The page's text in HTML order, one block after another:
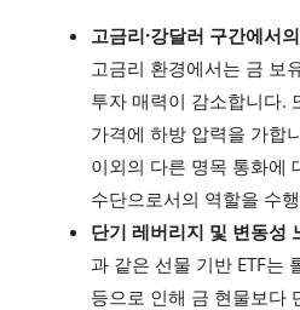
고금리·강달러 구간에서
고금리 환경에서는 금 보
투자 매력이 감소합니다.
가격에 하방 압력을 가합
이외의 다른 명목 통화에
수단으로서의 역할을 수
단기 레버리지 및 변동성
과 같은 선물 기반 ETF는
등으로 인해 금 현물보다